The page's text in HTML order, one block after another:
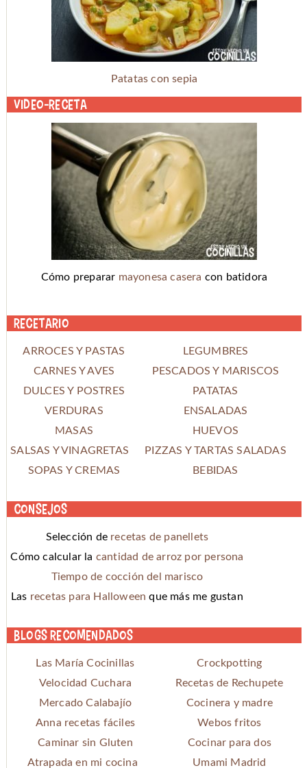
Patatas con sepia
Video-receta
Cómo preparar mayonesa casera con batidora
Recetario
ARROCES Y PASTAS
LEGUMBRES
CARNES Y AVES
PESCADOS Y MARISCOS
DULCES Y POSTRES
PATATAS
VERDURAS
ENSALADAS
MASAS
HUEVOS
SALSAS Y VINAGRETAS
PIZZAS Y TARTAS SALADAS
SOPAS Y CREMAS
BEBIDAS
Consejos
Selección de recetas de panellets
Cómo calcular la cantidad de arroz por persona
Tiempo de cocción del marisco
Las recetas para Halloween que más me gustan
Blogs recomendados
Las María Cocinillas
Crockpotting
Velocidad Cuchara
Recetas de Rechupete
Mercado Calabajío
Cocinera y madre
Anna recetas fáciles
Webos fritos
Caminar sin Gluten
Cocinar para dos
Atrapada en mi cocina
Umami Madrid